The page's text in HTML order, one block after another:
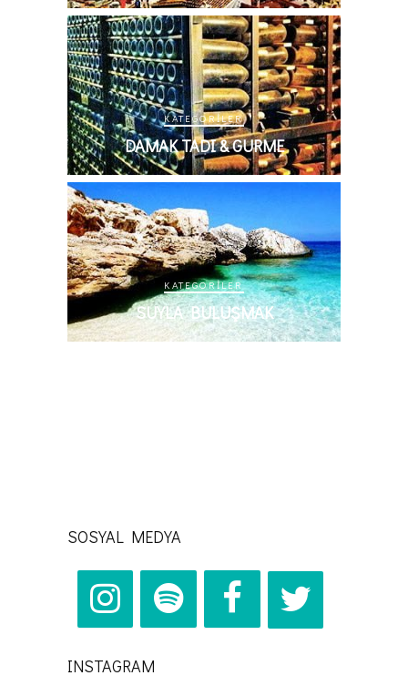
KATEGORILER
DAMAK TADI & GURME
KATEGORILER
SUYLA BULUŞMAK
SOSYAL MEDYA
INSTAGRAM